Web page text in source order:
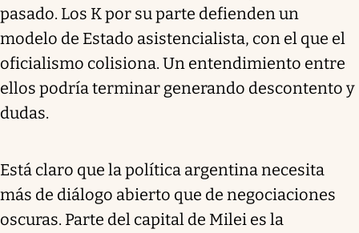
pasado. Los K por su parte defienden un
modelo de Estado asistencialista, con el que el
oficialismo colisiona. Un entendimiento entre
ellos podría terminar generando descontento y
dudas.
Está claro que la política argentina necesita
más de diálogo abierto que de negociaciones
oscuras. Parte del capital de Milei es la